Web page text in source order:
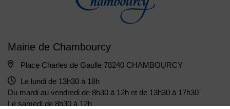
Mairie de Chambourcy
Place Charles de Gaulle 78240 CHAMBOURCY
Le lundi de 13h30 à 18h
Du mardi au vendredi de 8h30 à 12h et de 13h30 à 17h30
Le samedi de 8h30 à 12h